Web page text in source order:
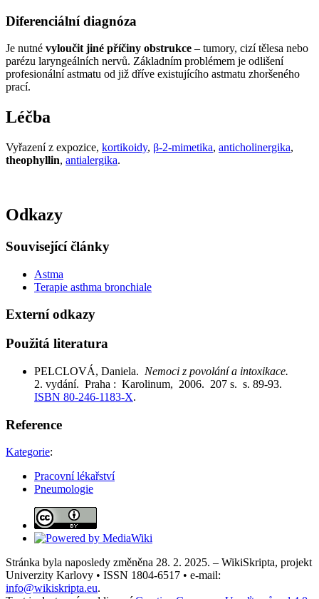
Diferenciální diagnóza
Je nutné vyloučit jiné příčiny obstrukce – tumory, cizí tělesa nebo
parézu laryngeálních nervů. Základním problémem je odlišení
profesionální astmatu od již dříve existujícího astmatu zhoršeného
prací.
Léčba
Vyřazení z expozice, kortikoidy, β-2-mimetika, anticholinergika,
theophyllin, antialergika.
Odkazy
Související články
Astma
Terapie asthma bronchiale
Externí odkazy
Použitá literatura
PELCLOVÁ, Daniela. Nemoci z povolání a intoxikace.
2. vydání. Praha : Karolinum, 2006. 207 s. s. 89-93.
ISBN 80-246-1183-X.
Reference
Kategorie:
Pracovní lékařství
Pneumologie
Stránka byla naposledy změněna 28. 2. 2025. – WikiSkripta, projekt
Univerzity Karlovy • ISSN 1804-6517 • e-mail:
info@wikiskripta.eu.